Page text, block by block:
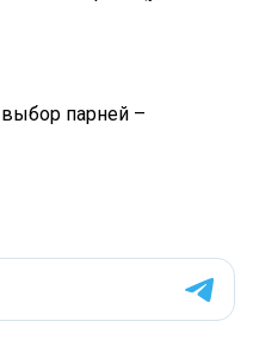
выбор парней –